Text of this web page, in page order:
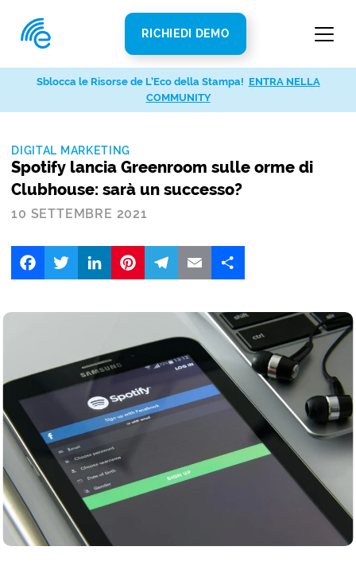
RICHIEDI DEMO
DIGITAL MARKETING
Spotify lancia Greenroom sulle orme di
Clubhouse: sarà un successo?
10 SETTEMBRE 2021
FacebookTwitter LinkedIn
Sblocca le Risorse de L’Eco della Stampa! ENTRA NELLA
COMMUNITY